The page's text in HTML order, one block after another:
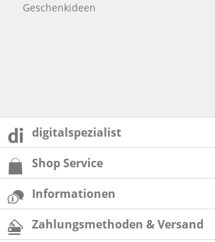
Geschenkideen
digitalspezialist
Shop Service
Informationen
Zahlungsmethoden & Versand